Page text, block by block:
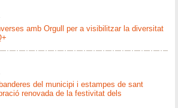
amb Orgull per a visibilitzar la diversitat
del municipi i estampes de sant
renovada de la festivitat dels